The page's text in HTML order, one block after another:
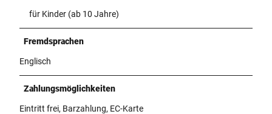
für Kinder (ab 10 Jahre)
Fremdsprachen
Englisch
Zahlungsmöglichkeiten
Eintritt frei, Barzahlung, EC-Karte